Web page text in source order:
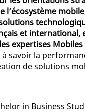
l’écosystème
et international,
expertises
à savoir la
de solutions
in Business